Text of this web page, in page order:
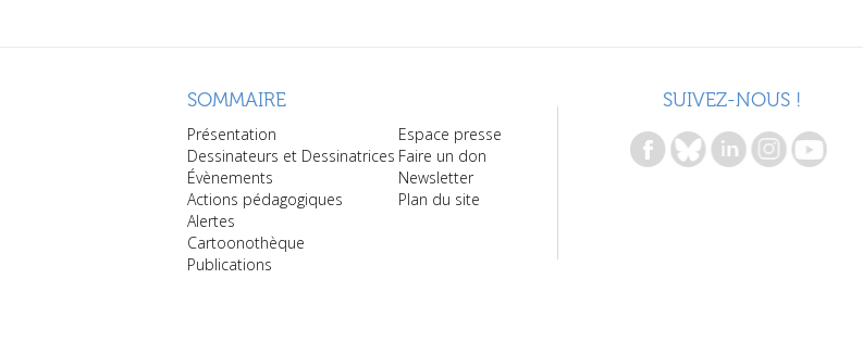
SOMMAIRE
Présentation
Dessinateurs et Dessinatrices
Évènements
Actions pédagogiques
Alertes
Cartoonothèque
Publications
Espace presse
Faire un don
Newsletter
Plan du site
SUIVEZ-NOUS !